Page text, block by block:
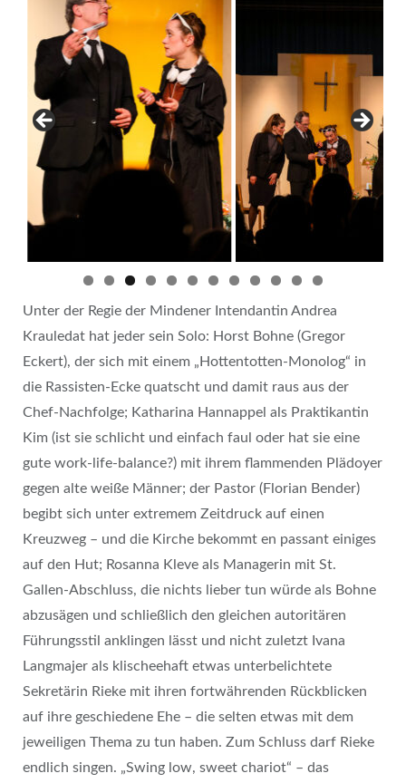
Unter der Regie der Mindener Intendantin Andrea
Krauledat hat jeder sein Solo: Horst Bohne (Gregor
Eckert), der sich mit einem „Hottentotten-Monolog“ in
die Rassisten-Ecke quatscht und damit raus aus der
Chef-Nachfolge; Katharina Hannappel als Praktikantin
Kim (ist sie schlicht und einfach faul oder hat sie eine
gute work-life-balance?) mit ihrem flammenden Plädoyer
gegen alte weiße Männer; der Pastor (Florian Bender)
begibt sich unter extremem Zeitdruck auf einen
Kreuzweg – und die Kirche bekommt en passant einiges
auf den Hut; Rosanna Kleve als Managerin mit St.
Gallen-Abschluss, die nichts lieber tun würde als Bohne
abzusägen und schließlich den gleichen autoritären
Führungsstil anklingen lässt und nicht zuletzt Ivana
Langmajer als klischeehaft etwas unterbelichtete
Sekretärin Rieke mit ihren fortwährenden Rückblicken
auf ihre geschiedene Ehe – die selten etwas mit dem
jeweiligen Thema zu tun haben. Zum Schluss darf Rieke
endlich singen. „Swing low, sweet chariot“ – das